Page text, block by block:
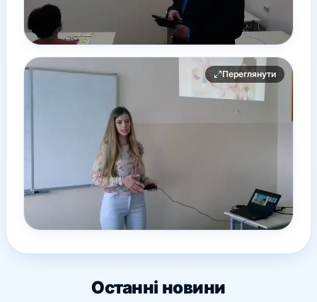
Переглянути
Останні новини